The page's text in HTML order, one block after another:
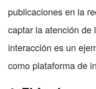
publicaciones en la
captar la atención de
interacción es un
como plataforma de